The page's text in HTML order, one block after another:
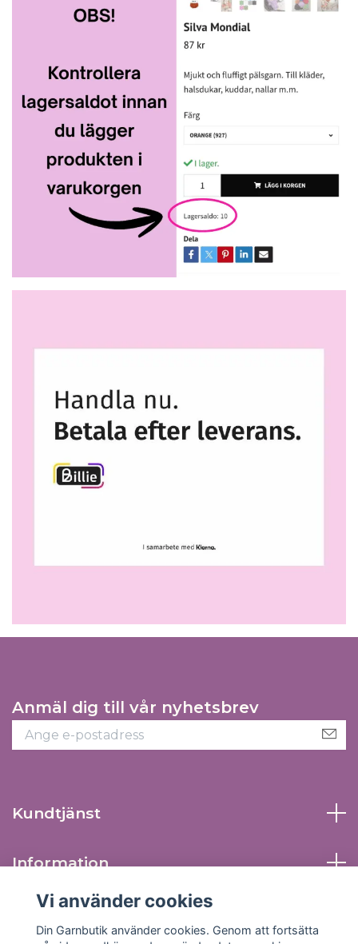
Anmäl dig till vår nyhetsbrev
Kundtjänst
Information
Sociala medier
Vi använder cookies
Din Garnbutik använder cookies. Genom att fortsätta